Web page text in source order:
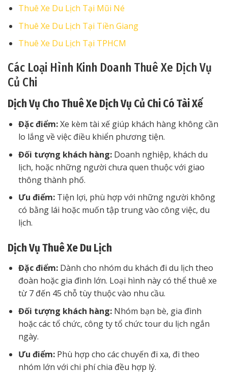
Thuê Xe Du Lịch Tại Mũi Né
Thuê Xe Du Lịch Tại Tiền Giang
Thuê Xe Du Lịch Tại TPHCM
Các Loại Hình Kinh Doanh Thuê Xe Dịch Vụ
Củ Chi
Dịch Vụ Cho Thuê Xe Dịch Vụ Củ Chi Có Tài Xế
Đặc điểm:Xe kèm tài xế giúp khách hàng không cần
lo lắng về việc điều khiển phương tiện.
Đối tượng khách hàng:Doanh nghiệp, khách du
lịch, hoặc những người chưa quen thuộc với giao
thông thành phố.
Ưu điểm:Tiện lợi, phù hợp với những người không
có bằng lái hoặc muốn tập trung vào công việc, du
lịch.
Dịch Vụ Thuê Xe Du Lịch
Đặc điểm:Dành cho nhóm du khách đi du lịch theo
đoàn hoặc gia đình lớn. Loại hình này có thể thuê xe
từ 7 đến 45 chỗ tùy thuộc vào nhu cầu.
Đối tượng khách hàng:Nhóm bạn bè, gia đình
hoặc các tổ chức, công ty tổ chức tour du lịch ngắn
ngày.
Ưu điểm:Phù hợp cho các chuyến đi xa, đi theo
nhóm lớn với chi phí chia đều hợp lý.